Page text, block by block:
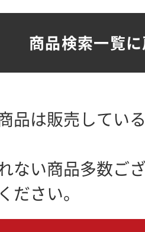
商品検索一覧
品は販売してい
ない商品多数ご
ださい。